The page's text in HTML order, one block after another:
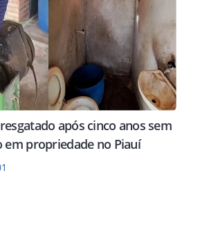
após cinco anos sem
em propriedade no Piauí